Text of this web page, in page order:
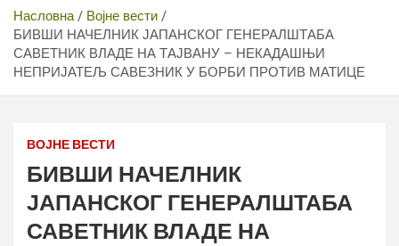
Насловна
Војне вести
БИВШИ НАЧЕЛНИК ЈАПАНСКОГ ГЕНЕРАЛШТАБА
САВЕТНИК ВЛАДЕ НА ТАЈВАНУ – НЕКАДАШЊИ
НЕПРИЈАТЕЉ САВЕЗНИК У БОРБИ ПРОТИВ МАТИЦЕ
ВОЈНЕ ВЕСТИ
БИВШИ НАЧЕЛНИК
ЈАПАНСКОГ ГЕНЕРАЛШТАБА
САВЕТНИК ВЛАДЕ НА